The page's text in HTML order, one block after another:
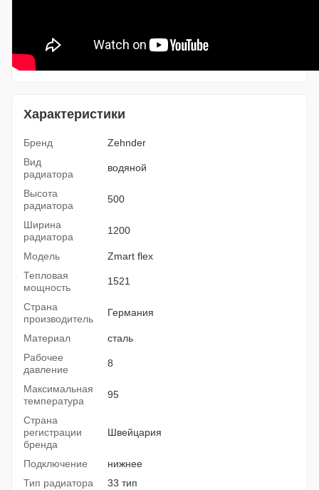
Характеристики
Бренд
Zehnder
Вид
радиатора
водяной
Высота
радиатора
500
Ширина
радиатора
1200
Модель
Zmart flex
Тепловая
мощность
1521
Страна
производитель
Германия
Материал
сталь
Рабочее
давление
8
Максимальная
температура
95
Страна
регистрации
бренда
Швейцария
Подключение
нижнее
Тип радиатора
33 тип